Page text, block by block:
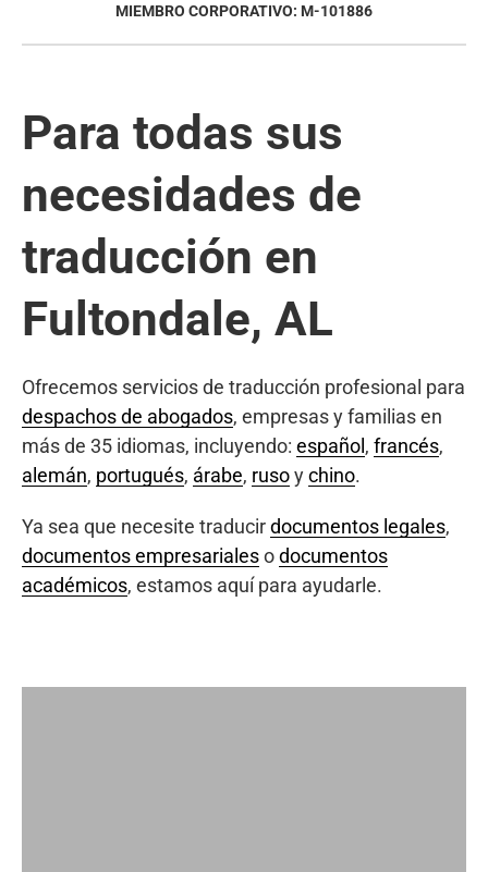
MIEMBRO CORPORATIVO: M-101886
Para todas sus
necesidades de
traducción en
Fultondale, AL
Ofrecemos servicios de traducción profesional para
despachos de abogados, empresas y familias en
más de 35 idiomas, incluyendo: español , francés,
alemán, portugués, árabe, rusoychino.
Ya sea que necesite traducirdocumentos legales,
documentos empresarialesodocumentos
académicos, estamos aquí para ayudarle.